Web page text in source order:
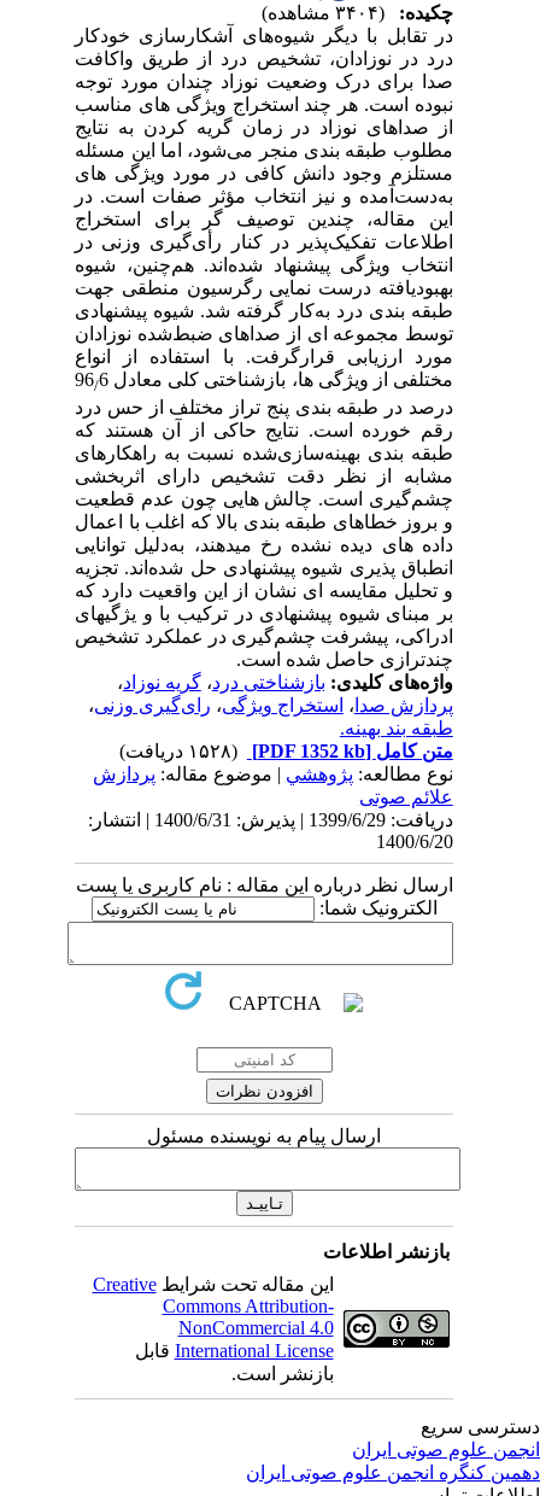
چکیده:
در تقابل با دیگر شیوه‌های آشکارسازی خودکار
درد در نوزادان،تشخیص درداز طریق واکافت
صدابرای درک وضعیت نوزاد چندان مورد توجه
نبوده است. هر چند استخراج ویژگی­ های مناسب
از صداهای نوزاد در زمان گریه کردن به نتایج
مطلوب طبقه ­بندی منجر می‌شود، اما این مسئله
مستلزم وجود دانش کافی در مورد ویژگی­ های
به‌دست‌آمده و نیز انتخاب مؤثر صفات است. در
این مقاله، چندین توصیف گر برای استخراج
اطلاعات تفکیک‌پذیر
در کنار
رأی‌گیری وزنی در
انتخاب ­ویژگی پیشنهاد شده‌اند. هم‌چنین، شیوه
بهبودیافته درست­ نمایی رگرسیون منطقی جهت
طبقه­ بندی درد به‌کار گرفته شد. شیوه پیشنهادی
توسط مجموعه ای از صداهای ضبط‌شده نوزادان
مورد ارزیابی‌ قرارگرفت. با استفاده از انواع
مختلفی از ویژگی­ ها، بازشناختی کلی معادل 96
/ 6
درصد در طبقه­ بندی پنج تراز مختلف از حس درد
رقم خورده است. نتایج حاکی از آن هستند که
طبقه ­بندی بهینه‌سازی‌شده نسبت به راه­کارهای
مشابه از نظر دقت تشخیص دارای اثربخشی
چشم‌گیری است. چالش­ هایی چون عدم­ قطعیت
و بروز خطاهای طبقه ­بندی بالا که اغلب با اعمال
داده ­های دیده نشده رخ می­دهند، به‌دلیل توانایی
انطباق­ پذیری شیوه پیشنهادی حل ‌شده‌اند. تجزیه‌
و تحلیل مقایسه ­ای نشان از این واقعیت دارد که
بر مبنای شیوه پیشنهادیدر
ترکیب با و یژگی­های
ادراکی، پیشرفت چشم‌گیری در عملکرد تشخیص
چندترازی حاصل شده است.
واژه‌های کلیدی:بازشناختی درد ،گریه نوزاد ،
پردازش صدا، استخراج ویژگی،رای‌گیری وزنی،
طبقه بند بهینه.
متن کامل[PDF 1352 kb]
نوع مطالعه:پژوهشي| موضوع مقاله:پردازش
علائم صوتی
دریافت: 1399/6/29 | پذیرش: 1400/6/31 | انتشار:
1400/6/20
ارسال نظر درباره این مقاله : نام کاربری یا پست
الکترونیک شما:
ارسال پیام به نویسنده مسئول
بازنشر اطلاعات
این مقاله تحت شرایطCreative
Commons Attribution-
NonCommercial 4.0
International Licenseقابل
بازنشر است.
سریع
علوم صوتی ایران
کنگره انجمن علوم صوتی ایران